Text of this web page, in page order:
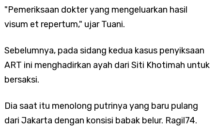
"Pemeriksaan dokter yang mengeluarkan hasil
visum et repertum," ujar Tuani.
Sebelumnya, pada sidang kedua kasus penyiksaan
ART ini menghadirkan ayah dari Siti Khotimah untuk
bersaksi.
Dia saat itu menolong putrinya yang baru pulang
dari Jakarta dengan konsisi babak belur. Ragil74.